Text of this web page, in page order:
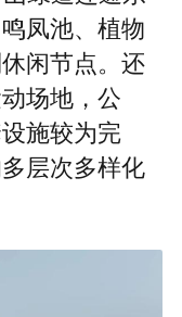
凤池、植物
闲节点。还
场地，公
施较为完
层次多样化